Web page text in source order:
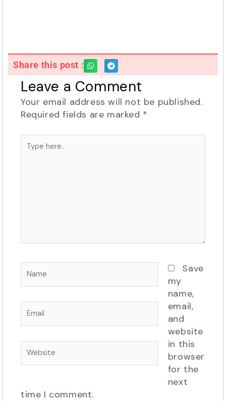
Share this post :
Leave a Comment
Your email address will not be published.
Required fields are marked *
Type
here..
Name
Save
my
name,
email,
and
website
in this
browser
for the
next
time I comment.